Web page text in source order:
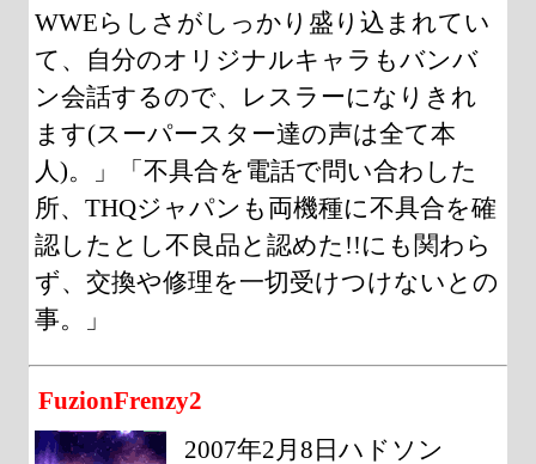
WWEらしさがしっかり盛り込まれてい
て、自分のオリジナルキャラもバンバ
ン会話するので、レスラーになりきれ
ます(スーパースター達の声は全て本
人)。」「不具合を電話で問い合わした
所、THQジャパンも両機種に不具合を確
認したとし不良品と認めた!!にも関わら
ず、交換や修理を一切受けつけないとの
事。」
FuzionFrenzy2
2007年2月8日ハドソン